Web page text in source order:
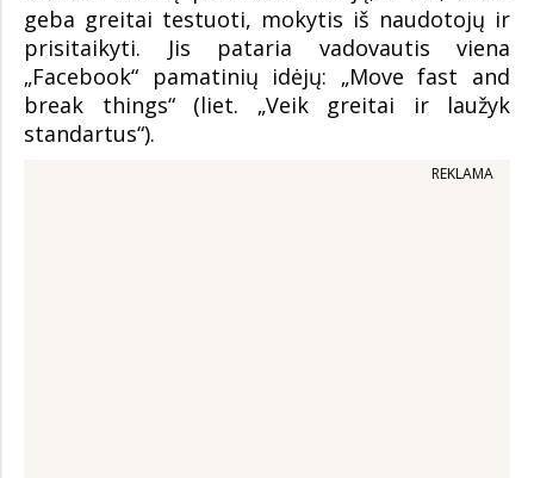
geba greitai testuoti, mokytis iš naudotojų ir
prisitaikyti. Jis pataria vadovautis viena
„Facebook“ pamatinių idėjų: „Move fast and
break things“ (liet. „Veik greitai ir laužyk
standartus“).
REKLAMA